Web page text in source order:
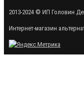
2013-2024 © ИП Головин
Интернет-магазин